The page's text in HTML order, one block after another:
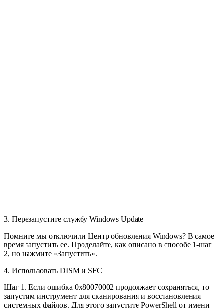
3. Перезапустите службу Windows Update
Помните мы отключили Центр обновления Windows? В самое
время запустить ее. Проделайте, как описано в способе 1-шаг
2, но нажмите «Запустить».
4. Использовать DISM и SFC
Шаг 1. Если ошибка 0x80070002 продолжает сохраняться, то
запустим инструмент для сканирования и восстановления
системных файлов. Для этого запустите PowerShell от имени